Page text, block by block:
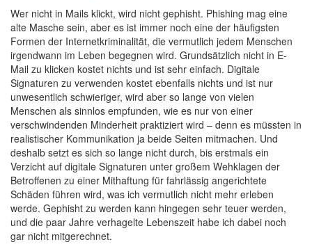
Wer nicht in Mails klickt, wird nicht gephisht. Phishing mag eine
alte Masche sein, aber es ist immer noch eine der häufigsten
Formen der Internetkriminalität, die vermutlich jedem Menschen
irgendwann im Leben begegnen wird. Grundsätzlich nicht in E-
Mail zu klicken kostet nichts und ist sehr einfach. Digitale
Signaturen zu verwenden kostet ebenfalls nichts und ist nur
unwesentlich schwieriger, wird aber so lange von vielen
Menschen als sinnlos empfunden, wie es nur von einer
verschwindenden Minderheit praktiziert wird – denn es müssten in
realistischer Kommunikation ja beide Seiten mitmachen. Und
deshalb setzt es sich so lange nicht durch, bis erstmals ein
Verzicht auf digitale Signaturen unter großem Wehklagen der
Betroffenen zu einer Mithaftung für fahrlässig angerichtete
Schäden führen wird, was ich vermutlich nicht mehr erleben
werde. Gephisht zu werden kann hingegen sehr teuer werden,
und die paar Jahre verhagelte Lebenszeit habe ich dabei noch
gar nicht mitgerechnet.